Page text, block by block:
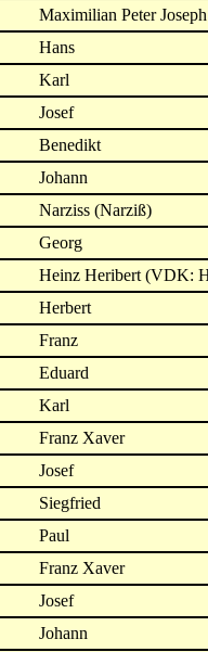
Maximilian Peter Joseph
Hans
Karl
Josef
Benedikt
Johann
Narziss (Narziß)
Georg
Heinz Heribert (VDK:
Herbert
Franz
Eduard
Karl
Franz Xaver
Josef
Siegfried
Paul
Franz Xaver
Josef
Johann